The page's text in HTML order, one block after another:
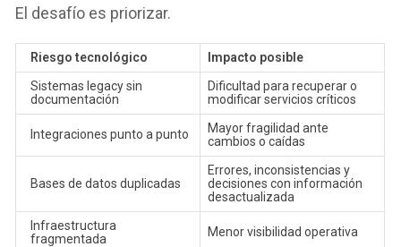
El desafío es priorizar.
Riesgo tecnológico
Impacto posible
Sistemas legacy sin
documentación
Dificultad para recuperar o
modificar servicios críticos
Integraciones punto a punto
Mayor fragilidad ante
cambios o caídas
Bases de datos duplicadas
Errores, inconsistencias y
decisiones con información
desactualizada
Infraestructura
fragmentada
Menor visibilidad operativa